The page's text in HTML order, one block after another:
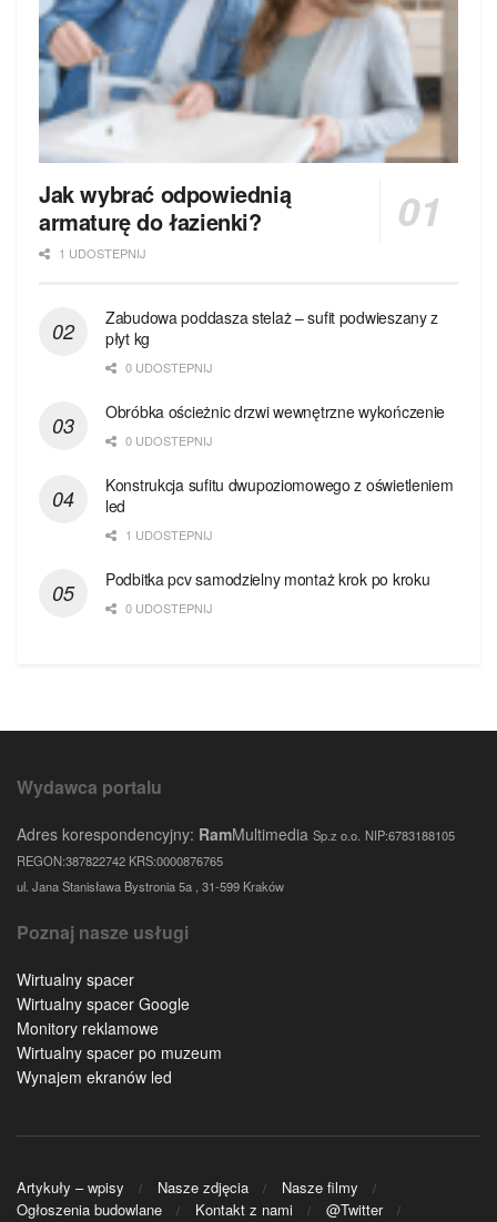
Jak wybrać odpowiednią
armaturę do łazienki?
1 UDOSTEPNIJ
Zabudowa poddasza stelaż – sufit podwieszany z
płyt kg
0 UDOSTEPNIJ
Obróbka ościeżnic drzwi wewnętrzne wykończenie
0 UDOSTEPNIJ
Konstrukcja sufitu dwupoziomowego z oświetleniem
led
1 UDOSTEPNIJ
Podbitka pcv samodzielny montaż krok po kroku
0 UDOSTEPNIJ
Wydawca portalu
Adres korespondencyjny: RamMultimedia Sp.z o.o. NIP:6783188105
REGON:387822742 KRS:0000876765
ul. Jana Stanisława Bystronia 5a , 31-599 Kraków
Poznaj nasze usługi
Wirtualny spacer
Wirtualny spacer Google
Monitory reklamowe
Wirtualny spacer po muzeum
Wynajem ekranów led
Artykuły – wpisy Nasze zdjęcia
Nasze filmy
Ogłoszenia budowlane
Kontakt z nami
@Twitter